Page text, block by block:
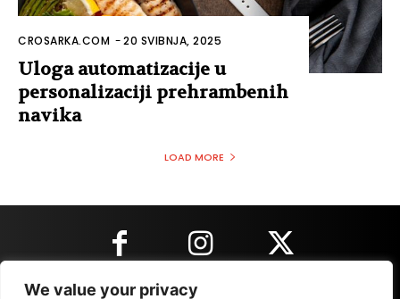
We value your privacy
CROSARKA.COM -20 SVIBNJA, 2025
Uloga automatizacije u
personalizaciji prehrambenih
navika
LOAD MORE